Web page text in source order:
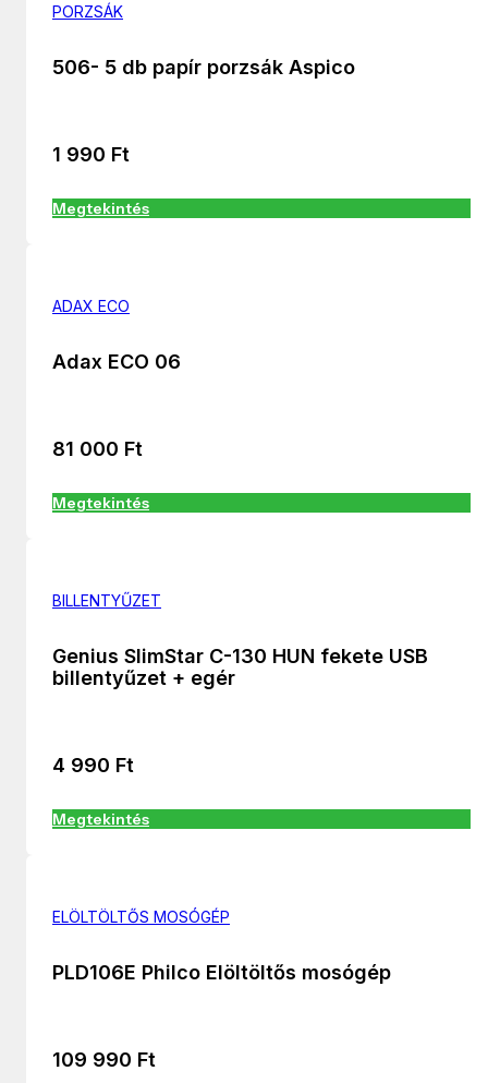
PORZSÁK
506- 5 db papír porzsák Aspico
1 990 Ft
Megtekintés
ADAX ECO
Adax ECO 06
81 000 Ft
Megtekintés
BILLENTYŰZET
Genius SlimStar C-130 HUN fekete USB
billentyűzet + egér
4 990 Ft
Megtekintés
ELÖLTÖLTŐS MOSÓGÉP
PLD106E Philco Elöltöltős mosógép
109 990 Ft